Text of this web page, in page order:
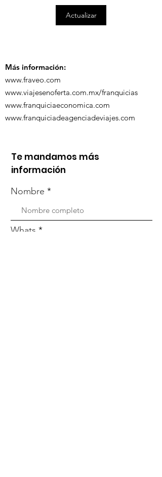
capacitación vía
Actualizar
Más información:
www.fraveo.com
www.viajesenoferta.com.mx/franquicias
www.franquiciaeconomica.com
www.franquiciadeagenciadeviajes.com
Te mandamos más
información
Nombre
Whats